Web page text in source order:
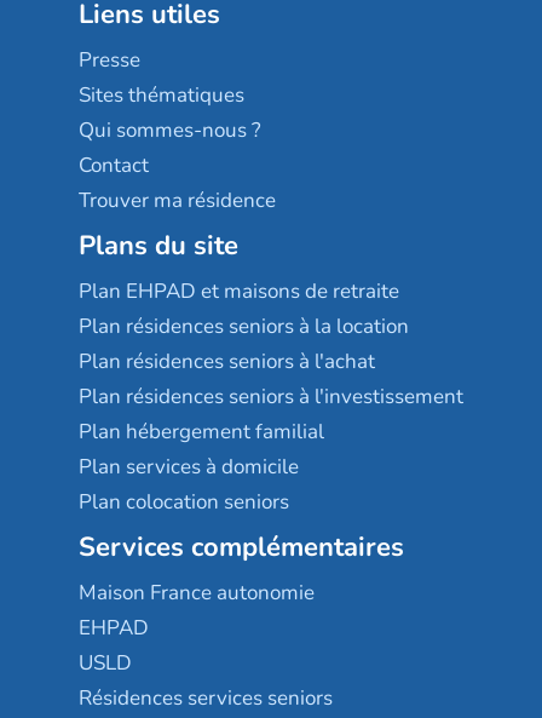
Les villages d'or
Sérénys
Résidences services Villa Médicis
Liens utiles
Presse
Sites thématiques
Qui sommes-nous ?
Contact
Trouver ma résidence
Plans du site
Plan EHPAD et maisons de retraite
Plan résidences seniors à la location
Plan résidences seniors à l'achat
Plan résidences seniors à l'investissement
Plan hébergement familial
Plan services à domicile
Plan colocation seniors
Services complémentaires
Maison France autonomie
EHPAD
USLD
Résidences services seniors